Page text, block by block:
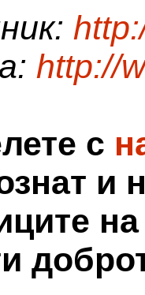
http://
с
и